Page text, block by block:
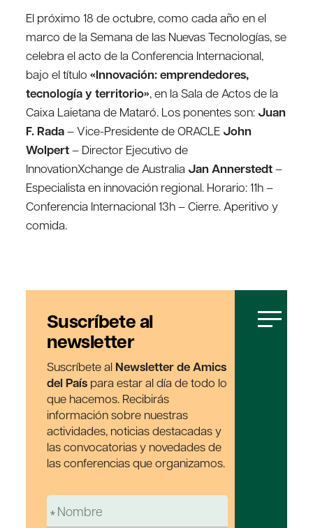
El próximo 18 de octubre, como cada año en el
marco de la Semana de las Nuevas Tecnologías, se
celebra el acto de la Conferencia Internacional,
bajo el título «Innovación: emprendedores,
tecnología y territorio», en la Sala de Actos de la
Caixa Laietana de Mataró. Los ponentes son: Juan
F. Rada– Vice-Presidente de ORACLE John
Wolpert– Director Ejecutivo de
InnovationXchange de Australia Jan Annerstedt–
Especialista en innovación regional. Horario: 11h –
Conferencia Internacional 13h – Cierre. Aperitivo y
comida.
Suscríbete al
newsletter
Suscríbete al Newsletter de Amics
del País para estar al día de todo lo
que hacemos. Recibirás
información sobre nuestras
actividades, noticias destacadas y
las convocatorias y novedades de
las conferencias que organizamos.